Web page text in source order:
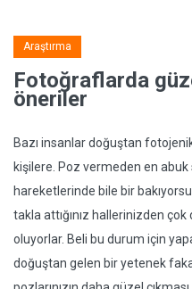
Araştırma
Fotoğraflarda
öneriler
Bazı insanlar doğuştan
kişilere. Poz vermeden en
hareketlerinde bile bir
takla attığınız hallerinizden
oluyorlar. Beli bu durum için
doğuştan gelen bir yetenek